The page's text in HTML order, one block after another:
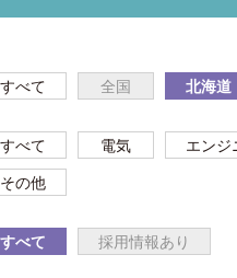
すべて 全国 北海道
すべて 電気 エンジ
その他
すべて 採用情報あり